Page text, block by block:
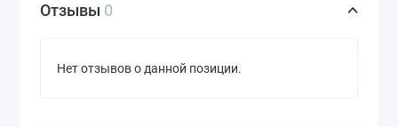
Отзывы 0
Нет отзывов о данной позиции.